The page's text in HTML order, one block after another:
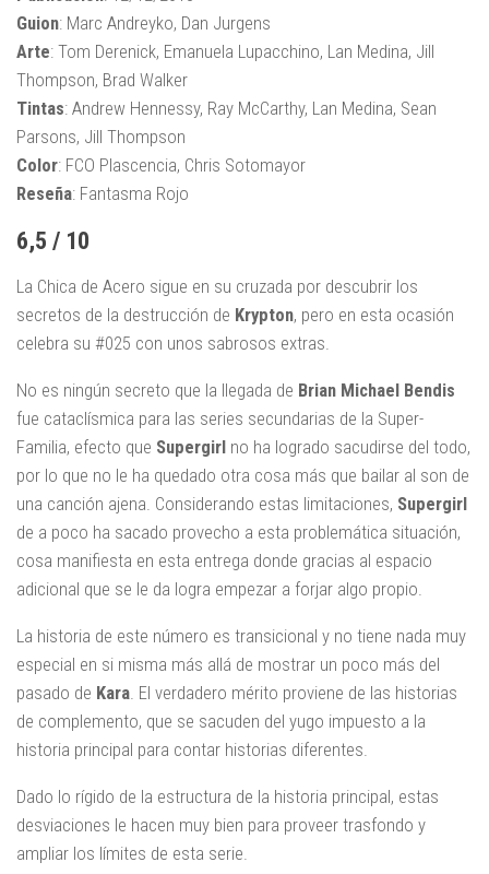
Guion: Marc Andreyko, Dan Jurgens
Arte: Tom Derenick, Emanuela Lupacchino, Lan Medina, Jill
Thompson, Brad Walker
Tintas: Andrew Hennessy, Ray McCarthy, Lan Medina, Sean
Parsons, Jill Thompson
Color: FCO Plascencia, Chris Sotomayor
Reseña: Fantasma Rojo
6,5 / 10
La Chica de Acero sigue en su cruzada por descubrir los
secretos de la destrucción de Krypton, pero en esta ocasión
celebra su #025 con unos sabrosos extras.
No es ningún secreto que la llegada de Brian Michael Bendis
fue cataclísmica para las series secundarias de la Super-
Familia, efecto que Supergirl no ha logrado sacudirse del todo,
por lo que no le ha quedado otra cosa más que bailar al son de
una canción ajena. Considerando estas limitaciones, Supergirl
de a poco ha sacado provecho a esta problemática situación,
cosa manifiesta en esta entrega donde gracias al espacio
adicional que se le da logra empezar a forjar algo propio.
La historia de este número es transicional y no tiene nada muy
especial en si misma más allá de mostrar un poco más del
pasado de Kara . El verdadero mérito proviene de las historias
de complemento, que se sacuden del yugo impuesto a la
historia principal para contar historias diferentes.
Dado lo rígido de la estructura de la historia principal, estas
desviaciones le hacen muy bien para proveer trasfondo y
ampliar los límites de esta serie.